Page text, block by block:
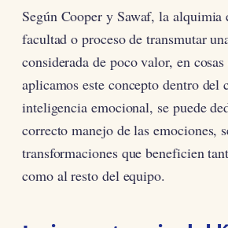
Según Cooper y Sawaf, la alquimia
facultad o proceso de transmutar
considerada de poco valor, en
aplicamos este concepto dentro del
inteligencia emocional, se puede
correcto manejo de las emociones,
transformaciones que beneficien
como al resto del equipo.